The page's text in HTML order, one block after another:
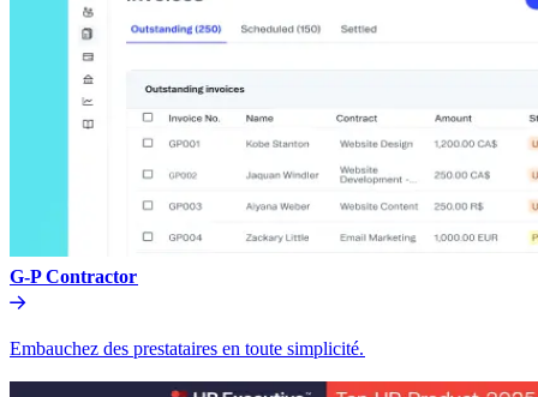
G-P Contractor​​
Embauchez des prestataires en toute simplicité.​​